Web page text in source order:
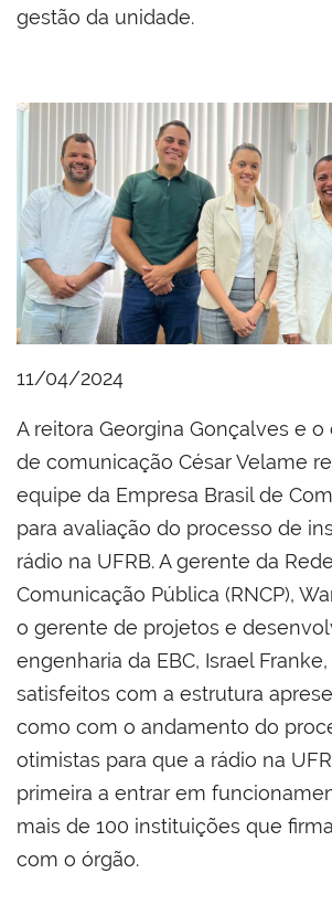
gestão da unidade.
11/04/2024
A reitora Georgina Gonçalves e
de comunicação César Velame
equipe da Empresa Brasil de
para avaliação do processo de
rádio na UFRB. A gerente da
Comunicação Pública (RNCP),
o gerente de projetos e
engenharia da EBC, Israel
satisfeitos com a estrutura
como com o andamento do
otimistas para que a rádio na
primeira a entrar em
mais de 100 instituições que
com o órgão.